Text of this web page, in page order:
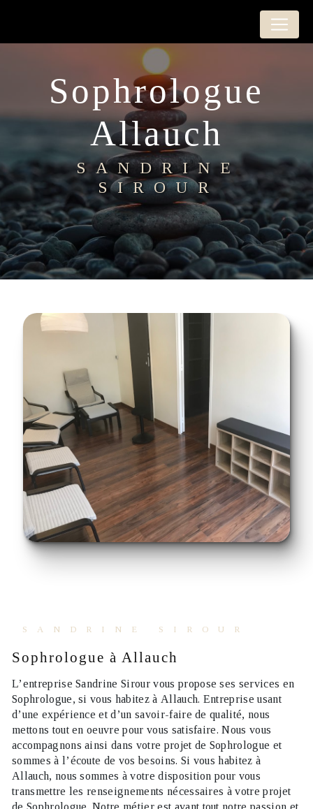
Sophrologue
Allauch
SANDRINE
SIROUR
SANDRINE SIROUR
Sophrologue à Allauch
L’entrepriseSandrine Sirourvous propose ses services en
Sophrologue, si vous habitez à Allauch. Entreprise usant
d’une expérience et d’un savoir-faire de qualité, nous
mettons tout en oeuvre pour vous satisfaire. Nous vous
accompagnons ainsi dans votre projet de Sophrologue et
sommes à l’écoute de vos besoins. Si vous habitez à
Allauch, nous sommes à votre disposition pour vous
transmettre les renseignements nécessaires à votre projet